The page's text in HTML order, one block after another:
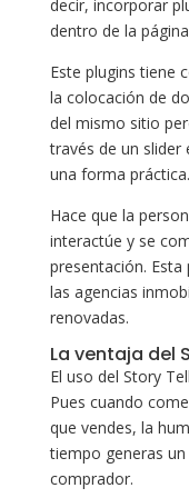
decir, incorporar
dentro de la
Este plugins tiene
la colocación de
del mismo sitio
través de un slider
una forma práctica.
Hace que la
interactúe y se
presentación. Esta
las agencias
renovadas.
La ventaja del
El uso del Story
Pues cuando
que vendes, la
tiempo generas
comprador.